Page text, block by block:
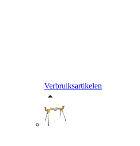
Verbruiksartikelen